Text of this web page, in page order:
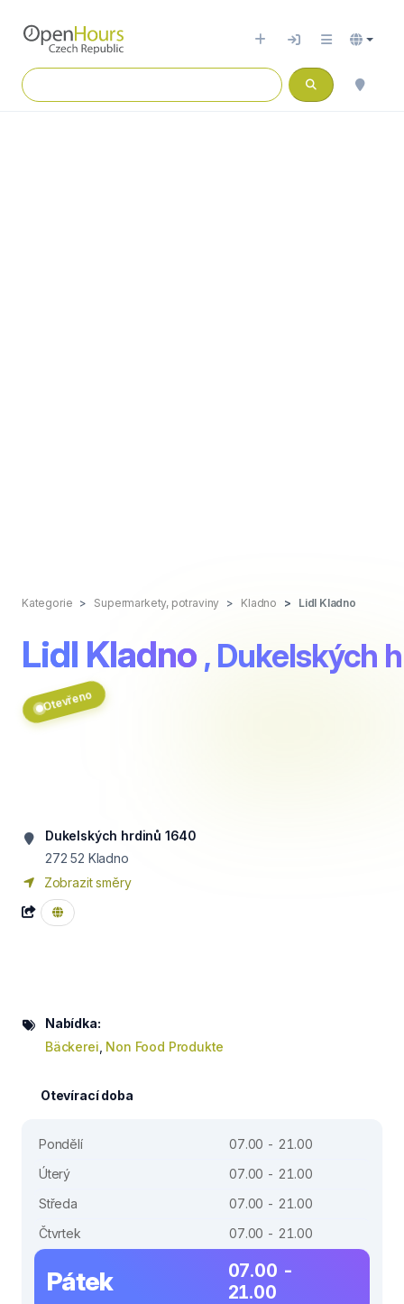
Kategorie Supermarkety, potraviny Kladno Lidl Kladno
Lidl Kladno , Dukelských
Otevřeno
Dukelských hrdinů 1640
272 52 Kladno
Zobrazit směry
Nabídka:
Bäckerei Non Food Produkte
Otevírací doba
Pondělí
07.00 - 21.00
Úterý
07.00 - 21.00
Středa
07.00 - 21.00
Čtvrtek
07.00 - 21.00
Pátek
07.00 -
21.00